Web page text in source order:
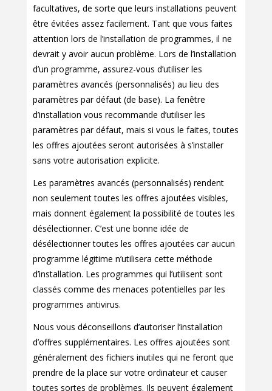
facultatives, de sorte que leurs installations peuvent
être évitées assez facilement. Tant que vous faites
attention lors de l’installation de programmes, il ne
devrait y avoir aucun problème. Lors de l’installation
d’un programme, assurez-vous d’utiliser les
paramètres avancés (personnalisés) au lieu des
paramètres par défaut (de base). La fenêtre
d’installation vous recommande d’utiliser les
paramètres par défaut, mais si vous le faites, toutes
les offres ajoutées seront autorisées à s’installer
sans votre autorisation explicite.
Les paramètres avancés (personnalisés) rendent
non seulement toutes les offres ajoutées visibles,
mais donnent également la possibilité de toutes les
désélectionner. C’est une bonne idée de
désélectionner toutes les offres ajoutées car aucun
programme légitime n’utilisera cette méthode
d’installation. Les programmes qui l’utilisent sont
classés comme des menaces potentielles par les
programmes antivirus.
Nous vous déconseillons d’autoriser l’installation
d’offres supplémentaires. Les offres ajoutées sont
généralement des fichiers inutiles qui ne feront que
prendre de la place sur votre ordinateur et causer
toutes sortes de problèmes. Ils peuvent également